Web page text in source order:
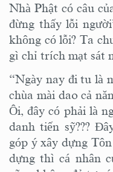
Nhà Phật có câu
đừng thấy lỗi
không có lỗi? Ta
gì chỉ trích mạt sát
“Ngày nay đi tu là
chùa mài dao cả
Ôi, đây có phải là
danh tiến sỹ???
góp ý xây dựng
dựng thì cá nhân